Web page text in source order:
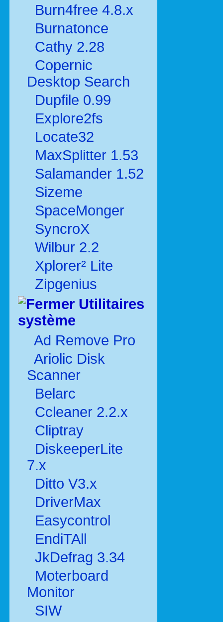
Burn4free 4.8.x
Burnatonce
Cathy 2.28
Copernic
Desktop Search
Dupfile 0.99
Explore2fs
Locate32
MaxSplitter 1.53
Salamander 1.52
Sizeme
SpaceMonger
SyncroX
Wilbur 2.2
Xplorer² Lite
Zipgenius
Utilitaires
système
Ad Remove Pro
Ariolic Disk
Scanner
Belarc
Ccleaner 2.2.x
Cliptray
DiskeeperLite
7.x
Ditto V3.x
DriverMax
Easycontrol
EndiTAll
JkDefrag 3.34
Moterboard
Monitor
SIW